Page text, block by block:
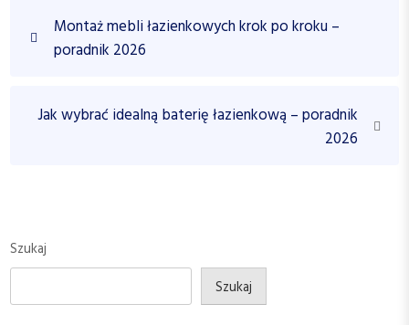
w
i
P
r
e
i
t
Montaż mebli łazienkowych krok po kroku –
poradnik 2026
s
t
Jak wybrać idealną baterię łazienkową – poradnik
2026
Szukaj
Szukaj